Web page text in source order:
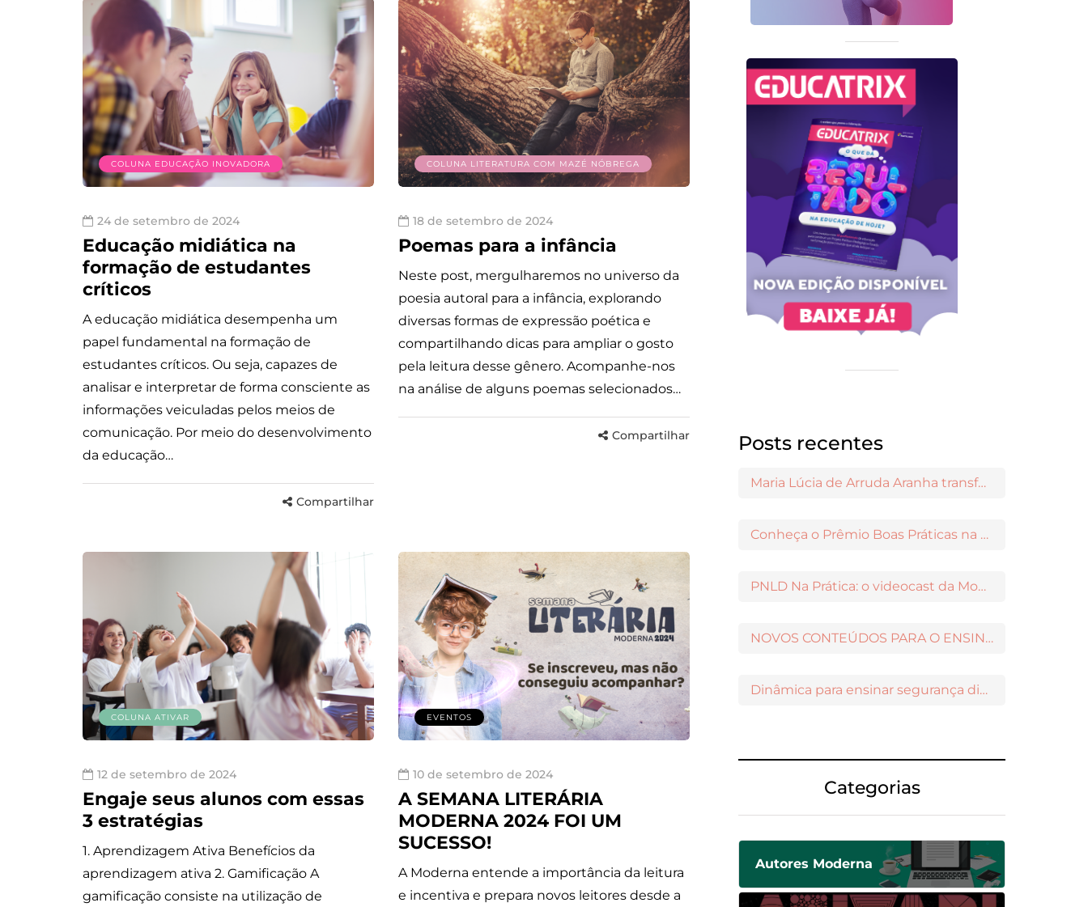
COLUNA EDUCAÇÃO INOVADORA
24 de setembro de 2024
Educação midiática na
formação de estudantes
críticos
A educação midiática desempenha um
papel fundamental na formação de
estudantes críticos. Ou seja, capazes de
analisar e interpretar de forma consciente as
informações veiculadas pelos meios de
comunicação. Por meio do desenvolvimento
da educação…
Compartilhar
COLUNA LITERATURA COM MAZÉ NÓBREGA
18 de setembro de 2024
Poemas para a infância
Neste post, mergulharemos no universo da
poesia autoral para a infância, explorando
diversas formas de expressão poética e
compartilhando dicas para ampliar o gosto
pela leitura desse gênero. Acompanhe-nos
na análise de alguns poemas selecionados…
Compartilhar
COLUNA ATIVAR
12 de setembro de 2024
Engaje seus alunos com essas
3 estratégias
1. Aprendizagem Ativa Benefícios da
aprendizagem ativa 2. Gamificação A
gamificação consiste na utilização de
EVENTOS
10 de setembro de 2024
A SEMANA LITERÁRIA
MODERNA 2024 FOI UM
SUCESSO!
A Moderna entende a importância da leitura
e incentiva e prepara novos leitores desde a
Posts recentes
Maria Lúcia de Arruda Aranha transformou o ensino de Filosofia no Brasil
Conheça o Prêmio Boas Práticas na Escola
PNLD Na Prática: o videocast da Moderna para apoiar a escolha das obras aprovadas
NOVOS CONTEÚDOS PARA O ENSINO MÉDIO DISPONÍVEIS NO MODERNAMIGOS
Dinâmica para ensinar segurança digital nos Anos Iniciais
Categorias
Autores Moderna